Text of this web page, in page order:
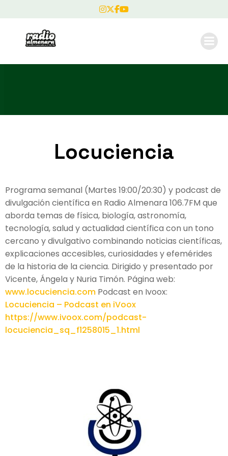
Locuciencia
Programa semanal (Martes 19:00/20:30) y podcast de
divulgación científica en Radio Almenara 106.7FM que
aborda temas de física, biología, astronomía,
tecnología, salud y actualidad científica con un tono
cercano y divulgativo combinando noticias científicas,
explicaciones accesibles, curiosidades y efemérides
de la historia de la ciencia. Dirigido y presentado por
Vicente, Ángela y Nuria Timón. Página web:
www.locuciencia.com Podcast en Ivoox:
Locuciencia – Podcast en iVoox
https://www.ivoox.com/podcast-
locuciencia_sq_f1258015_1.html